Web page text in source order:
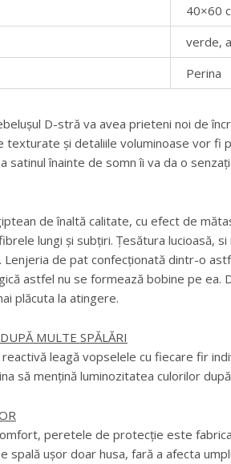
40×60
verde,
Perina
D-stră va avea prieteni noi de
texturate și detaliile voluminoase vor fi
satinul înainte de somn îi va da o
de înaltă calitate, cu efect de
lungi și subțiri. Țesătura lucioasă,
Lenjeria de pat confecționată dintr-o
astfel nu se formează bobine pe ea.
plăcuta la atingere.
MULTE SPĂLĂRI
leagă vopselele cu fiecare fir
să mențină luminozitatea culorilor
peretele de protecție este
spală ușor doar husa, fară a afecta